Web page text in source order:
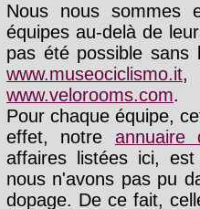
Nous nous sommes
équipes au-delà de
pas été possible sans
www.museociclismo.it
www.velorooms.com.
Pour chaque équipe,
effet, notre annuaire
affaires listées ici,
nous n'avons pas pu
dopage. De ce fait,